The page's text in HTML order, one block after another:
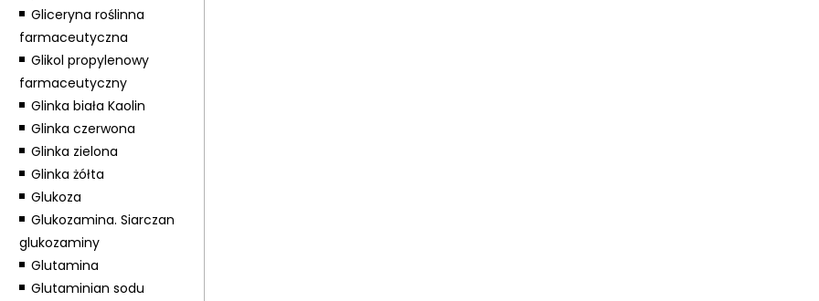
Gliceryna roślinna
farmaceutyczna
Glikol propylenowy
farmaceutyczny
Glinka biała Kaolin
Glinka czerwona
Glinka zielona
Glinka żółta
Glukoza
Glukozamina. Siarczan
glukozaminy
Glutamina
Glutaminian sodu